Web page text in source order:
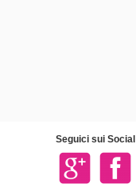
Seguici sui Social